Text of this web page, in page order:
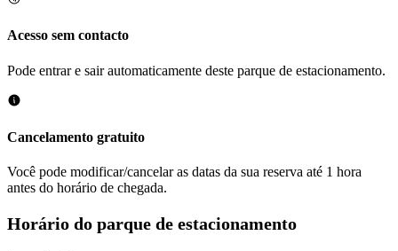
Acesso sem contacto
Pode entrar e sair automaticamente deste parque de estacionamento.
Cancelamento gratuito
Você pode modificar/cancelar as datas da sua reserva até 1 hora
antes do horário de chegada.
Horário do parque de estacionamento